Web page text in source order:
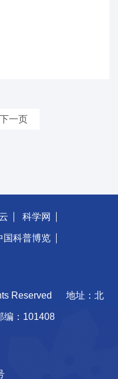
下一页
科学网
国科普博览
Reserved 地址：北
编：101408